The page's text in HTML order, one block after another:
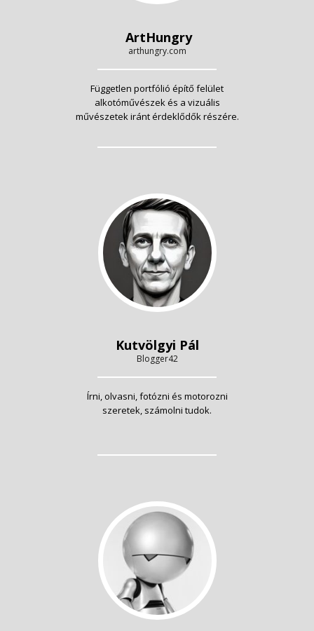
ArtHungry
arthungry.com
Független portfólió építő felület
alkotóművészek és a vizuális
művészetek iránt érdeklődők részére.
Kutvölgyi Pál
Blogger42
Írni, olvasni, fotózni és motorozni
szeretek, számolni tudok.